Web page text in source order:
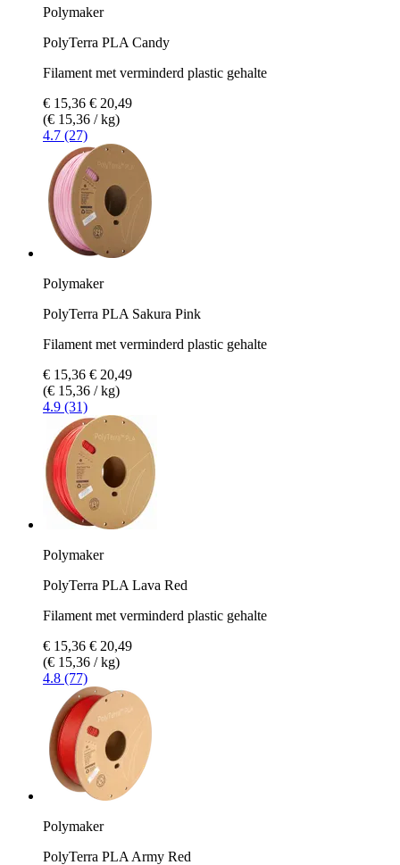
Polymaker
PolyTerra PLA Candy
Filament met verminderd plastic gehalte
€ 15,36 € 20,49
(€ 15,36 / kg)
4.7 (27)
Polymaker
PolyTerra PLA Sakura Pink
Filament met verminderd plastic gehalte
€ 15,36 € 20,49
(€ 15,36 / kg)
4.9 (31)
Polymaker
PolyTerra PLA Lava Red
Filament met verminderd plastic gehalte
€ 15,36 € 20,49
(€ 15,36 / kg)
4.8 (77)
Polymaker
PolyTerra PLA Army Red